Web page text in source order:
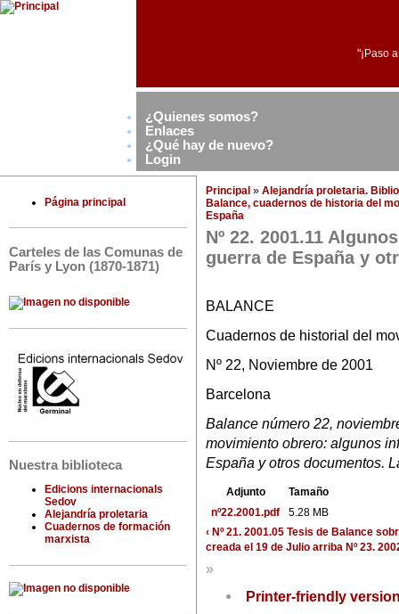
"¡Paso
¿Quienes somos?
Enlaces
¿Qué hay de nuevo?
Login
Página principal
Carteles de las Comunas de
París y Lyon (1870-1871)
Nuestra biblioteca
Edicions internacionals
Sedov
Alejandría proletaria
Cuadernos de formación
marxista
Principal » Alejandría proletaria.
Balance, cuadernos de historia del
España
Nº 22. 2001.11
guerra de España y
BALANCE
Cuadernos de historial del
Nº 22, Noviembre de 2001
Barcelona
Balance número 22,
movimiento obrero: algunos
España y otros documentos.
Adjunto
Tamaño
nº22.2001.pdf
5.28 MB
‹ Nº 21. 2001.05 Tesis de Balance
creada el 19 de Julio arriba Nº 23.
»
Printer-friendly